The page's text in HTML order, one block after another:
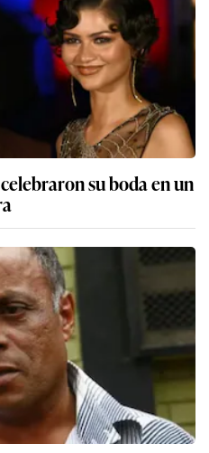
su boda en un